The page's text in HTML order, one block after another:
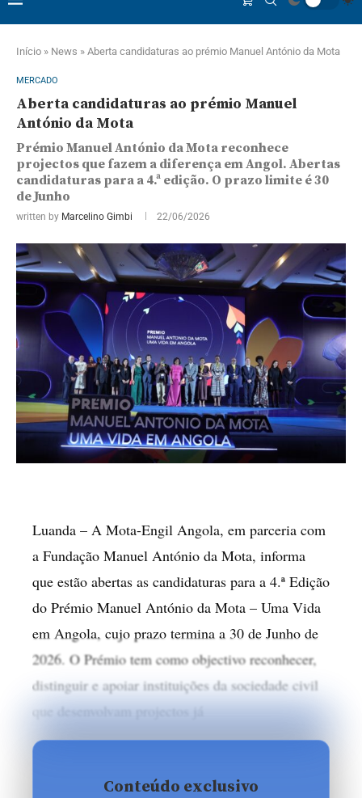
Início » News » Aberta candidaturas ao prémio Manuel António da Mota
MERCADO
Aberta candidaturas ao prémio Manuel
António da Mota
Prémio Manuel António da Mota reconhece
projectos que fazem a diferença em Angol. Abertas
candidaturas para a 4.ª edição. O prazo limite é 30
de Junho
written by Marcelino Gimbi 22/06/2026
Luanda – A Mota-Engil Angola, em parceria com
a Fundação Manuel António da Mota, informa
que estão abertas as candidaturas para a 4.ª Edição
do Prémio Manuel António da Mota – Uma Vida
em Angola, cujo prazo termina a 30 de Junho de
2026. O Prémio tem como objectivo reconhecer,
distinguir e apoiar instituições da sociedade civil
que desenvolvam projectos já
Conteúdo exclusivo